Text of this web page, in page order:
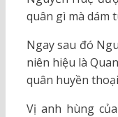
quân gì mà dám
Ngay sau đó
niên hiệu là
quân huyền
Vị anh hùng